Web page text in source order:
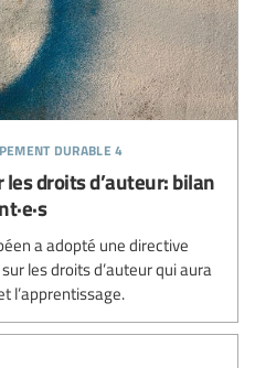
durable 4
droits d’auteur: bilan
a adopté une directive
les droits d’auteur qui aura
l’apprentissage.